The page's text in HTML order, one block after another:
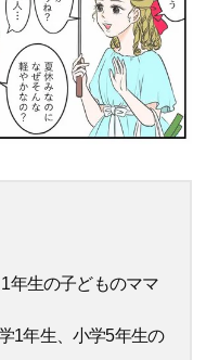
年生の子どものママ
1年生、小学5年生の